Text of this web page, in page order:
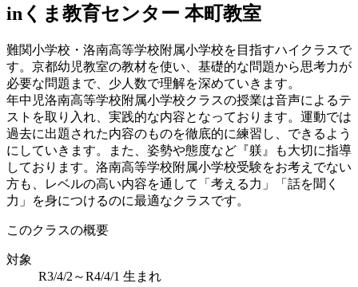
inくま教育センター 本町教室
難関小学校・洛南高等学校附属小学校を目指すハイクラスで
す。京都幼児教室の教材を使い、基礎的な問題から思考力が
必要な問題まで、少人数で理解を深めていきます。
年中児洛南高等学校附属小学校クラスの授業は音声によるテ
ストを取り入れ、実践的な内容となっております。運動では
過去に出題された内容のものを徹底的に練習し、できるよう
にしていきます。また、姿勢や態度など『躾』も大切に指導
しております。洛南高等学校附属小学校受験をお考えでない
方も、レベルの高い内容を通して「考える力」「話を聞く
力」を身につけるのに最適なクラスです。
このクラスの概要
対象
R3/4/2～R4/4/1 生まれ